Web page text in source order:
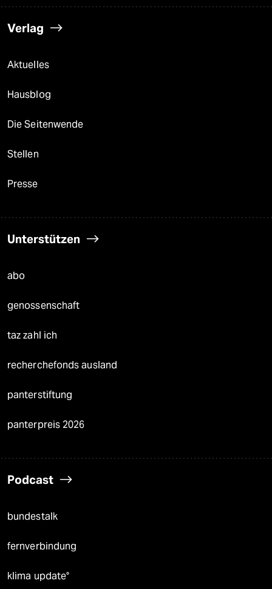
Verlag
Aktuelles
Hausblog
Die Seitenwende
Stellen
Presse
Unterstützen
abo
genossenschaft
taz zahl ich
recherchefonds ausland
panterstiftung
panterpreis 2026
Podcast
bundestalk
fernverbindung
klima update°